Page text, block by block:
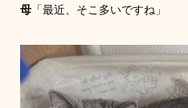
母「最近、そこ多いですね」